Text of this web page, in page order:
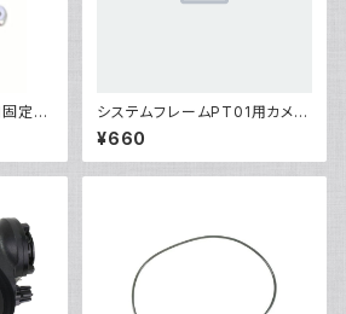
定シ
システムフレームPT01用カメラ
固定ネジ[部品]
¥660